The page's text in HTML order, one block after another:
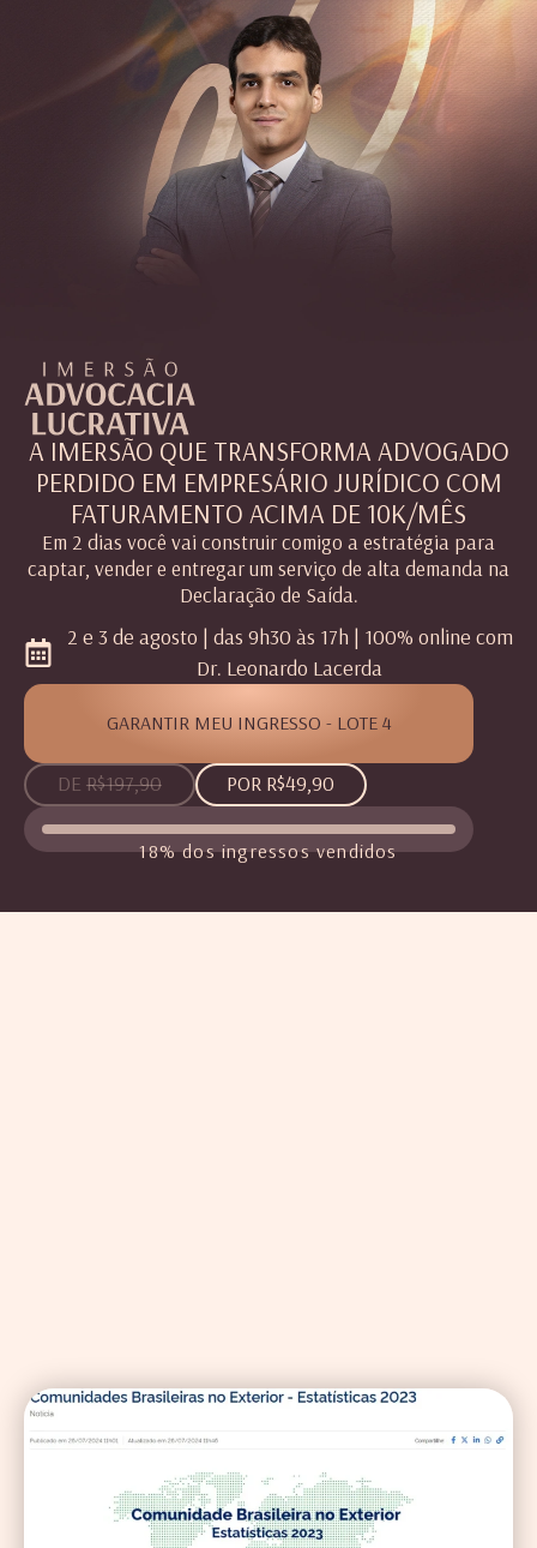
A IMERSÃO QUE TRANSFORMA ADVOGADO
PERDIDO EM EMPRESÁRIO JURÍDICO COM
FATURAMENTO ACIMA DE 10K/MÊS
Em 2 dias você vai construir comigo a estratégia para
captar, vender e entregar um serviço de alta demanda na
Declaração de Saída.
2 e 3 de agosto | das 9h30 às 17h | 100% online com
Dr. Leonardo Lacerda
GARANTIR MEU INGRESSO - LOTE 4
DE R$197,90 POR R$49,90
18% dos ingressos vendidos